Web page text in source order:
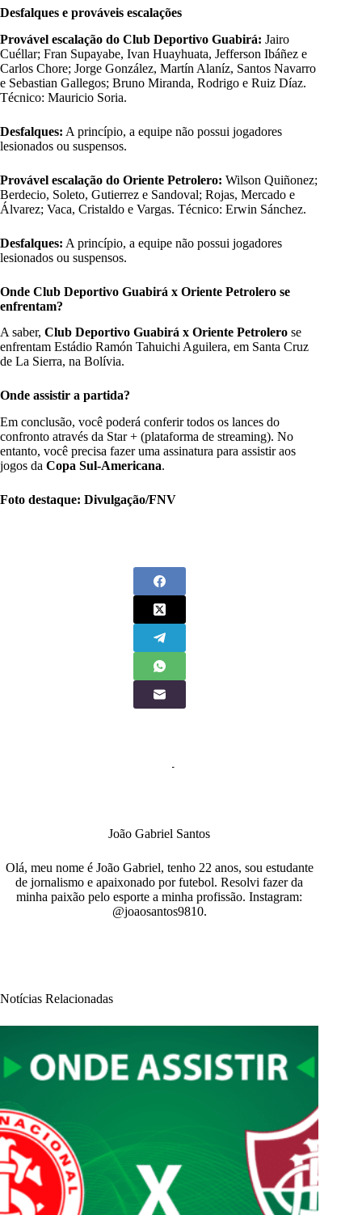
Desfalques e prováveis escalações
Provável escalação do Club Deportivo Guabirá: Jairo
Cuéllar; Fran Supayabe, Ivan Huayhuata, Jefferson Ibáñez e
Carlos Chore; Jorge González, Martín Alaníz, Santos Navarro
e Sebastian Gallegos; Bruno Miranda, Rodrigo e Ruiz Díaz.
Técnico: Mauricio Soria.
Desfalques: A princípio, a equipe não possui jogadores
lesionados ou suspensos.
Provável escalação do Oriente Petrolero: Wilson Quiñonez;
Berdecio, Soleto, Gutierrez e Sandoval; Rojas, Mercado e
Álvarez; Vaca, Cristaldo e Vargas. Técnico: Erwin Sánchez.
Desfalques: A princípio, a equipe não possui jogadores
lesionados ou suspensos.
Onde Club Deportivo Guabirá x Oriente Petrolero se
enfrentam?
A saber, Club Deportivo Guabirá x Oriente Petrolero se
enfrentam Estádio Ramón Tahuichi Aguilera, em Santa Cruz
de La Sierra, na Bolívia.
Onde assistir a partida?
Em conclusão, você poderá conferir todos os lances do
confronto através da Star + (plataforma de streaming). No
entanto, você precisa fazer uma assinatura para assistir aos
jogos da Copa Sul-Americana.
Foto destaque: Divulgação/FNV
João Gabriel Santos
Olá, meu nome é João Gabriel, tenho 22 anos, sou estudante
de jornalismo e apaixonado por futebol. Resolvi fazer da
minha paixão pelo esporte a minha profissão. Instagram:
@joaosantos9810.
Notícias Relacionadas